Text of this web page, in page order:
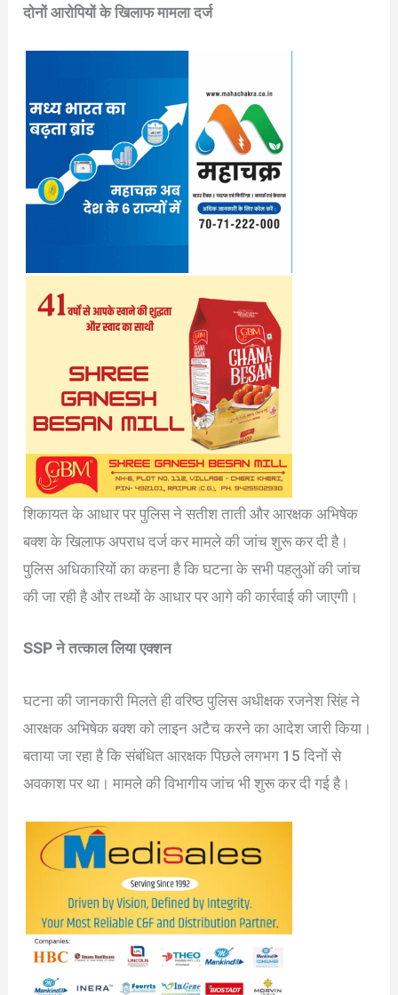
दोनों आरोपियों के खिलाफ मामला दर्ज
शिकायत के आधार पर पुलिस ने सतीश ताती और आरक्षक अभिषेक
बक्श के खिलाफ अपराध दर्ज कर मामले की जांच शुरू कर दी है।
पुलिस अधिकारियों का कहना है कि घटना के सभी पहलुओं की जांच
की जा रही है और तथ्यों के आधार पर आगे की कार्रवाई की जाएगी।
SSP ने तत्काल लिया एक्शन
घटना की जानकारी मिलते ही वरिष्ठ पुलिस अधीक्षक रजनेश सिंह ने
आरक्षक अभिषेक बक्श को लाइन अटैच करने का आदेश जारी किया।
बताया जा रहा है कि संबंधित आरक्षक पिछले लगभग 15 दिनों से
अवकाश पर था। मामले की विभागीय जांच भी शुरू कर दी गई है।